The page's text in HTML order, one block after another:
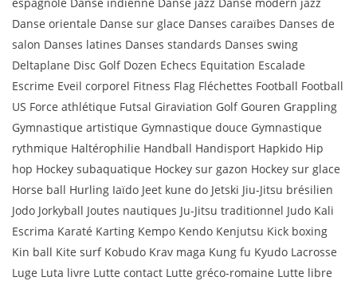
Danse orientale Danse sur glace Danses caraïbes Danses de
salon Danses latines Danses standards Danses swing
Deltaplane Disc Golf Dozen Echecs Equitation Escalade
Escrime Eveil corporel Fitness Flag Fléchettes Football Football
US Force athlétique Futsal Giraviation Golf Gouren Grappling
Gymnastique artistique Gymnastique douce Gymnastique
rythmique Haltérophilie Handball Handisport Hapkido Hip
hop Hockey subaquatique Hockey sur gazon Hockey sur glace
Horse ball Hurling Iaïdo Jeet kune do Jetski Jiu-Jitsu brésilien
Jodo Jorkyball Joutes nautiques Ju-Jitsu traditionnel Judo Kali
Escrima Karaté Karting Kempo Kendo Kenjutsu Kick boxing
Kin ball Kite surf Kobudo Krav maga Kung fu Kyudo Lacrosse
Luge Luta livre Lutte contact Lutte gréco-romaine Lutte libre